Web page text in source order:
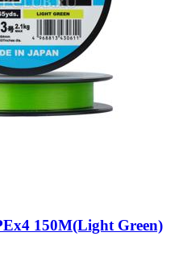
150M(Light Green)